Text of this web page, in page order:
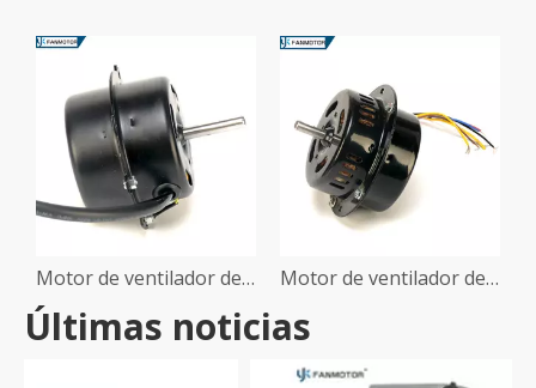
Motor de ventilador de piso de 16 pulgadas Motor de ventilador de piso de 20 pulgadas
Últimas noticias